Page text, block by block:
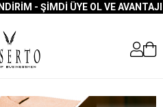
- ŞIMDI ÜYE OL VE AVANTAJI